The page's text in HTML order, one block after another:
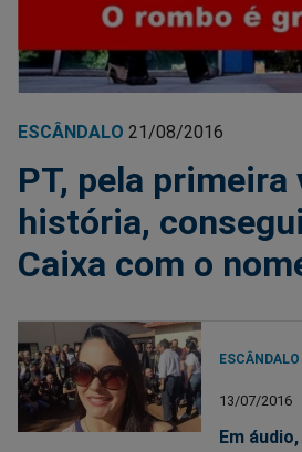
ESCÂNDALO 21/08/2016
PT, pela primeira
história,
Caixa com o
ESCÂNDALO
13/07/2016
Em